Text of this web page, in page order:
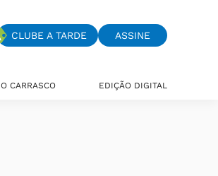
CLUBE A TARDE ASSINE
O CARRASCO EDIÇÃO DIGITAL